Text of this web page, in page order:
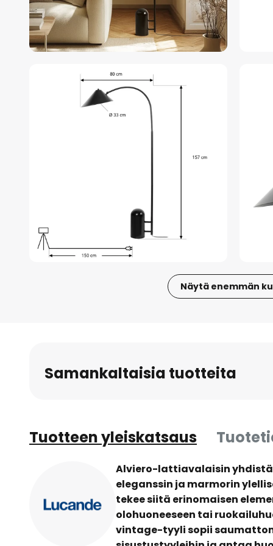
Näytä enemmän
Samankaltaisia tuotteita
Tuotteen yleiskatsaus
Alviero-lattiavalaisin
eleganssin ja marmorin
tekee siitä erinomaisen
olohuoneeseen tai
vintage-tyyli sopii